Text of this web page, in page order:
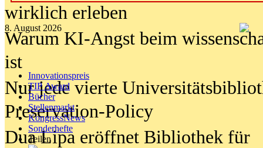
8. August 2026
Innovationspreis
TIP Award
Bücher
Stellenmarkt
KongressNews
Sonderhefte
Teilen
wirklich erleben
Warum KI-Angst beim
ist
Nur jede vierte
Preservation-Policy
Dua Lipa eröffnet Bibliothek für